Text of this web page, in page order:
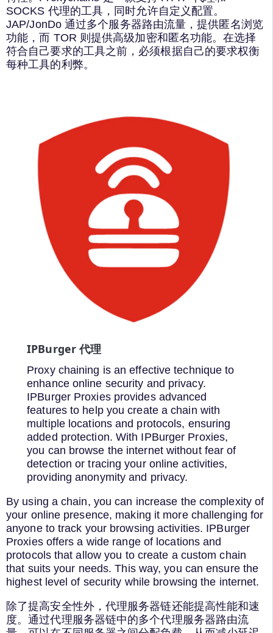
SOCKS 代理的工具，同时允许自定义配置。
JAP/JonDo 通过多个服务器路由流量，提供匿名浏览
功能，而 TOR 则提供高级加密和匿名功能。在选择
符合自己要求的工具之前，必须根据自己的要求权衡
每种工具的利弊。
IPBurger 代理
Proxy chaining is an effective technique to
enhance online security and privacy.
IPBurger Proxies provides advanced
features to help you create a chain with
multiple locations and protocols, ensuring
added protection. With IPBurger Proxies,
you can browse the internet without fear of
detection or tracing your online activities,
providing anonymity and privacy.
By using a chain, you can increase the complexity of
your online presence, making it more challenging for
anyone to track your browsing activities. IPBurger
Proxies offers a wide range of locations and
protocols that allow you to create a custom chain
that suits your needs. This way, you can ensure the
highest level of security while browsing the internet.
除了提高安全性外，代理服务器链还能提高性能和速
度。通过代理服务器链中的多个代理服务器路由流